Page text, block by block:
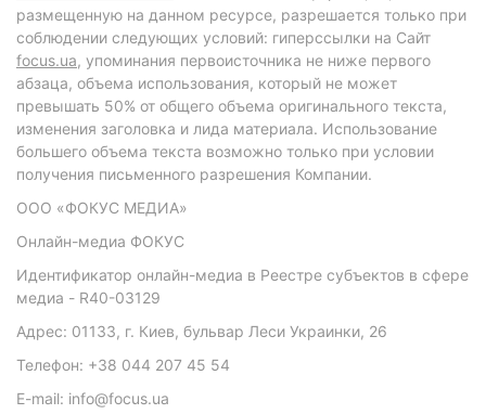
размещенную на данном ресурсе, разрешается только при
соблюдении следующих условий: гиперссылки на Сайт
focus.ua, упоминания первоисточника не ниже первого
абзаца, объема использования, который не может
превышать 50% от общего объема оригинального текста,
изменения заголовка и лида материала. Использование
большего объема текста возможно только при условии
получения письменного разрешения Компании.
ООО «ФОКУС МЕДИА»
Онлайн-медиа ФОКУС
Идентификатор онлайн-медиа в Реестре субъектов в сфере
медиа - R40-03129
Адрес: 01133, г. Киев, бульвар Леси Украинки, 26
Телефон: +38 044 207 45 54
E-mail: info@focus.ua